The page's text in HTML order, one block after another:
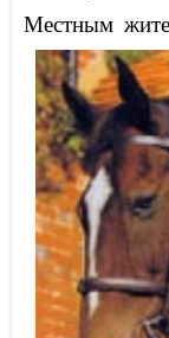
Местным